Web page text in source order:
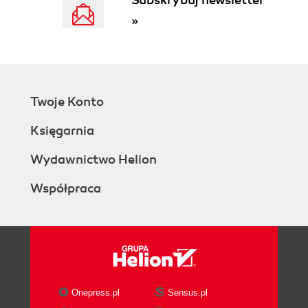
Ideal Use Cases for Vibe Coding
Zero-to-one product development
Recognizing the transition points
Summary and Next Steps
Specificity and Clarity: Writing Prompts That
Iterative Refinement: The Feedback Loop with
»
Twoje Konto
Księgarnia
Wydawnictwo Helion
Współpraca
Onepress.pl Sensus.pl